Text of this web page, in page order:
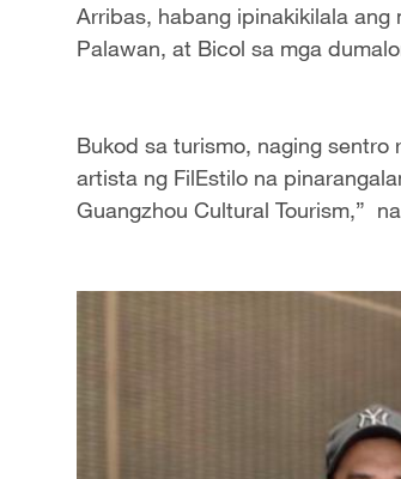
Arribas, habang ipinakikilala
Palawan, at Bicol sa mga
Bukod sa turismo, naging
artista ng FilEstilo na
Guangzhou Cultural Tourism,”